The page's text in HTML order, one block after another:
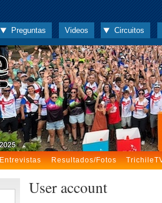
Preguntas Videos Circuitos
Entrevistas Resultados/Fotos
User account